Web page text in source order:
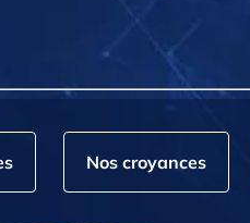
Nos croyances